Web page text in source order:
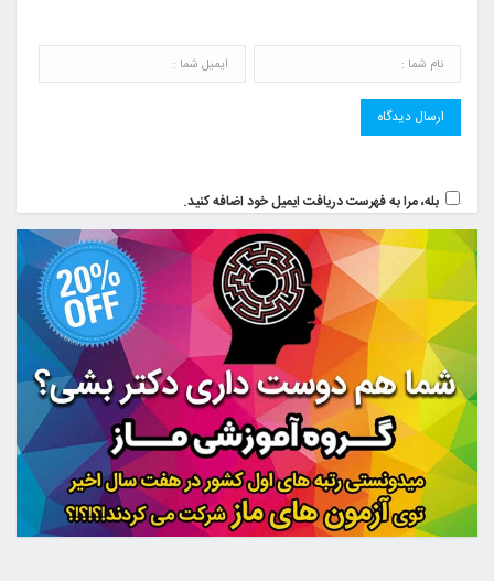
بله، مرا به فهرست دریافت ایمیل خود اضافه کنید.